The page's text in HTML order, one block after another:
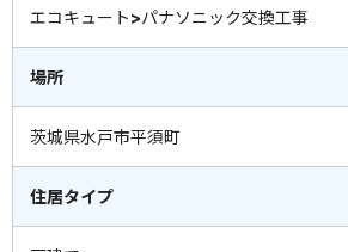
エコキュート>パナソニック交換工事
場所
茨城県水戸市平須町
住居タイプ